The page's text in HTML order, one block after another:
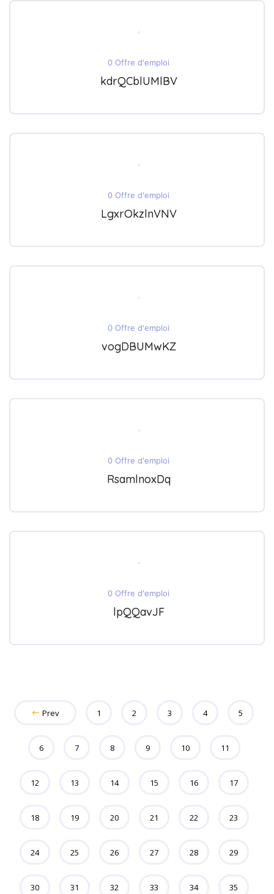
0 Offre d'emploi
kdrQCblUMlBV
0 Offre d'emploi
LgxrOkzlnVNV
0 Offre d'emploi
vogDBUMwKZ
0 Offre d'emploi
RsamlnoxDq
0 Offre d'emploi
lpQQavJF
Prev 1 2 3 4 5
6 7 8 9 10 11
12 13 14 15 16 17
18 19 20 21 22 23
24 25 26 27 28 29
30 31 32 33 34 35